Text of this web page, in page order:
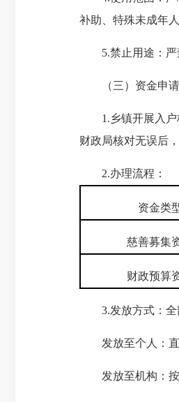
补助、特殊未成年
5.禁止用途：严禁
（三）资金申请
1.乡镇开展入户核
财政局核对无误后
2.办理流程：
资金类
慈善募集
财政预算
3.发放方式：全
发放至个人：直
发放至机构：按